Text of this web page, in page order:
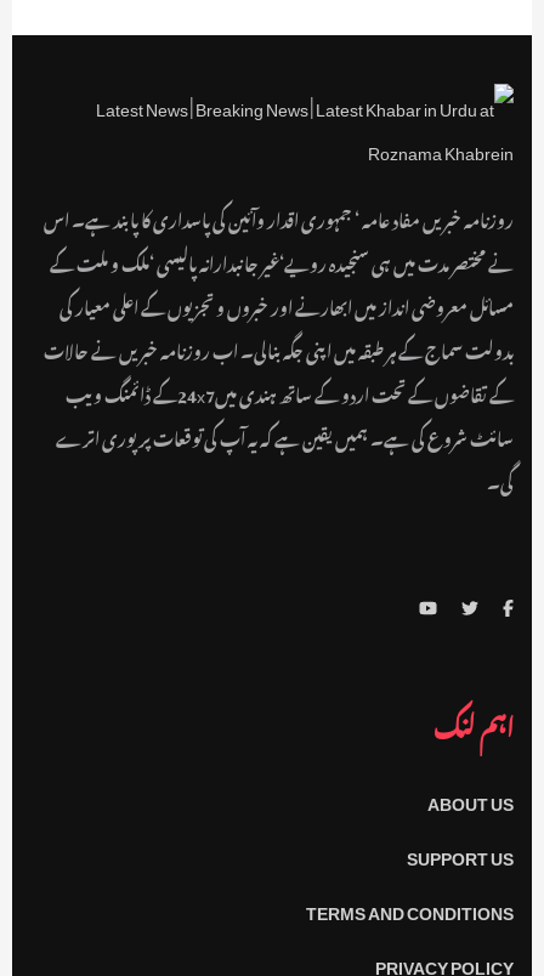
روزنامہ خبریں مفاد عامہ ‘ جمہوری اقدار وآئین کی پاسداری کا پابند ہے۔ اس
نے مختصر مدت میں ہی سنجیدہ رویے‘غیر جانبدارانہ پالیسی ‘ملک و ملت کے
مسائل معروضی انداز میں ابھارنے اور خبروں و تجزیوں کے اعلی معیار کی
بدولت سماج کے ہر طبقہ میں اپنی جگہ بنالی۔ اب روزنامہ خبریں نے حالات
کے تقاضوں کے تحت اردو کے ساتھ ہندی میں24x7کے ڈائمنگ ویب
سائٹ شروع کی ہے۔ ہمیں یقین ہے کہ یہ آپ کی توقعات پر پوری اترے
گی۔
اہم لنک
ABOUT US
SUPPORT US
TERMS AND CONDITIONS
PRIVACY POLICY